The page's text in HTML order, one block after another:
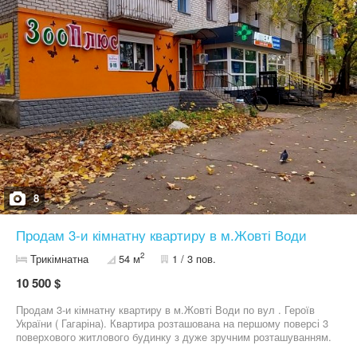
8
Продам 3-и кімнатну квартиру в м.Жовті Води
Трикімнатна 54 м2 1 / 3 пов.
10 500 $
Продам 3-и кімнатну квартиру в м.Жовті Води по вул . Героїв
України ( Гагаріна). Квартира розташована на першому поверсі 3
поверхового житлового будинку з дуже зручним розташуванням.